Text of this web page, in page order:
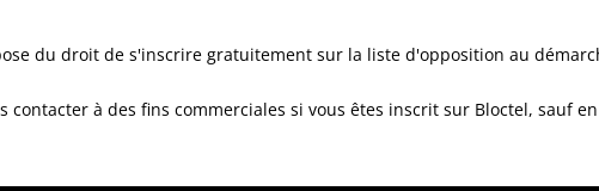
du droit de s'inscrire gratuitement sur la liste d'opposition au
à des fins commerciales si vous êtes inscrit sur Bloctel, sauf